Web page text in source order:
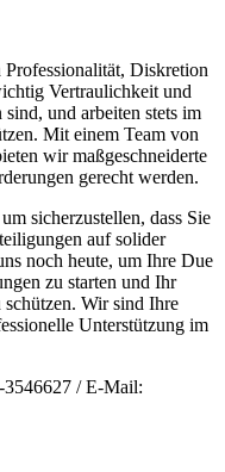
Diskretion
Vertraulichkeit und
und arbeiten stets im
Mit einem Team von
wir maßgeschneiderte
gerecht werden.
sicherzustellen, dass Sie
auf solider
noch heute, um Ihre Due
zu starten und Ihr
Wir sind Ihre
Unterstützung im
/ E-Mail: